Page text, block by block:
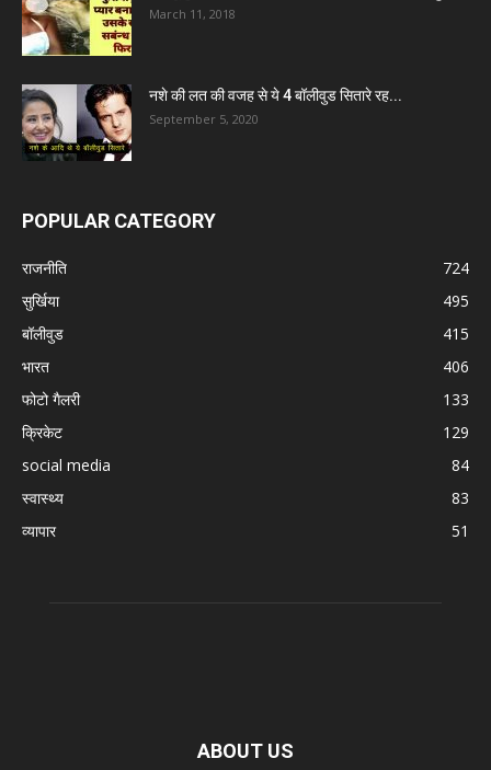
March 11, 2018
नशे की लत की वजह से ये 4 बॉलीवुड सितारे रह...
September 5, 2020
POPULAR CATEGORY
राजनीति
724
सुर्खिया
495
बॉलीवुड
415
भारत
406
फोटो गैलरी
133
क्रिकेट
129
social media
84
स्वास्थ्य
83
व्यापार
51
ABOUT US